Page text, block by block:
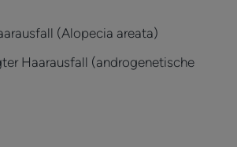
(Alopecia areata)
Haarausfall (androgenetische